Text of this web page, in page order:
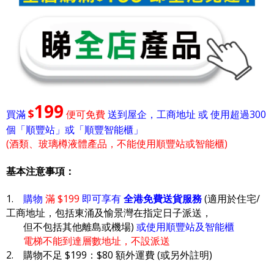
買滿$199 便可免費送到屋企，工商地址 或 使用超過300
個「順豐站」或「順豐智能櫃」
(酒類、玻璃樽液體產品，不能使用順豐站或智能櫃)
基本注意事項：
1. 購物 滿 $199 即可享有全港免費送貨服務(適用於住宅/
工商地址，包括東涌及愉景灣在指定日子派送，
但不包括其他離島或機場) 或使用順豐站及智能櫃
電梯不能到達層數地址，不設派送
2. 購物不足 $199：$80 額外運費 (或另外註明)